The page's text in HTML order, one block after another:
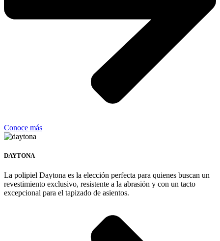
Conoce más
DAYTONA
La polipiel Daytona es la elección perfecta para quienes buscan un
revestimiento exclusivo, resistente a la abrasión y con un tacto
excepcional para el tapizado de asientos.